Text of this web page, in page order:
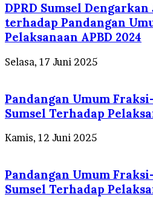
DPRD Sumsel
terhadap Pandangan
Pelaksanaan APBD 2024
Selasa, 17 Juni 2025
Pandangan Umum
Sumsel Terhadap
Kamis, 12 Juni 2025
Pandangan Umum
Sumsel Terhadap